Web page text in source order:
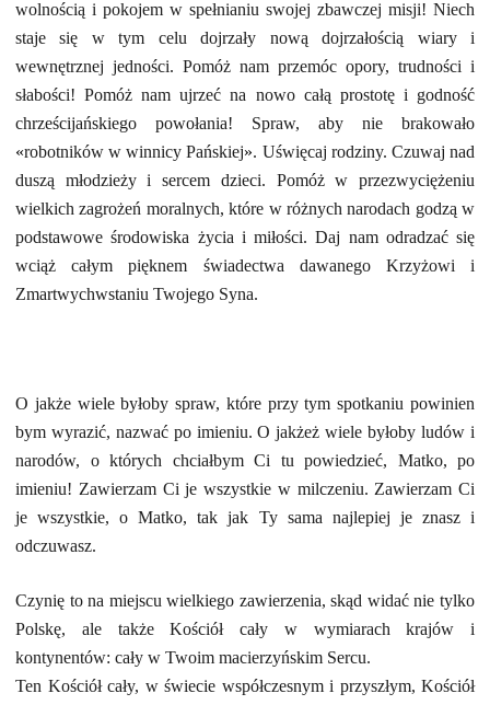
wolnością i pokojem w spełnianiu swojej zbawczej misji! Niech
staje się w tym celu dojrzały nową dojrzałością wiary i
wewnętrznej jedności. Pomóż nam przemóc opory, trudności i
słabości! Pomóż nam ujrzeć na nowo całą prostotę i godność
chrześcijańskiego powołania! Spraw, aby nie brakowało
«robotników w winnicy Pańskiej». Uświęcaj rodziny. Czuwaj nad
duszą młodzieży i sercem dzieci. Pomóż w przezwyciężeniu
wielkich zagrożeń moralnych, które w różnych narodach godzą w
podstawowe środowiska życia i miłości. Daj nam odradzać się
wciąż całym pięknem świadectwa dawanego Krzyżowi i
Zmartwychwstaniu Twojego Syna.
O jakże wiele byłoby spraw, które przy tym spotkaniu powinien
bym wyrazić, nazwać po imieniu. O jakżeż wiele byłoby ludów i
narodów, o których chciałbym Ci tu powiedzieć, Matko, po
imieniu! Zawierzam Ci je wszystkie w milczeniu. Zawierzam Ci
je wszystkie, o Matko, tak jak Ty sama najlepiej je znasz i
odczuwasz.
Czynię to na miejscu wielkiego zawierzenia, skąd widać nie tylko
Polskę, ale także Kościół cały w wymiarach krajów i
kontynentów: cały w Twoim macierzyńskim Sercu.
Ten Kościół cały, w świecie współczesnym i przyszłym, Kościół